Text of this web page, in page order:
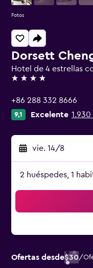
Dorsett
Hotel de 4 estrellas
4 estrellas
+86 288 332 8666
9,1 Excelente
vie. 14/8
2 huéspedes, 1
Ofertas desde$30/
Fotos